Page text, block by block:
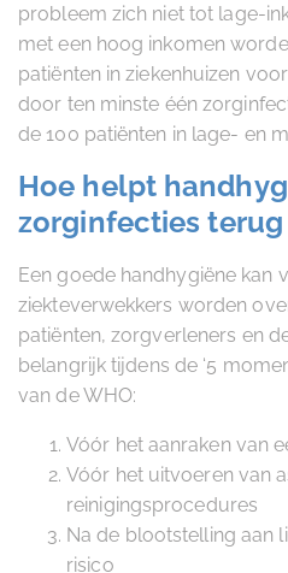
probleem zich niet tot lage-
met een hoog inkomen
patiënten in ziekenhuizen
door ten minste één
de 100 patiënten in lage- en
Hoe helpt
zorginfecties
Een goede handhygiëne kan
ziekteverwekkers worden
patiënten, zorgverleners en
belangrijk tijdens de ‘5
van de WHO:
Vóór het aanraken van
Vóór het uitvoeren van
reinigingsprocedures
Na de blootstelling aan
risico